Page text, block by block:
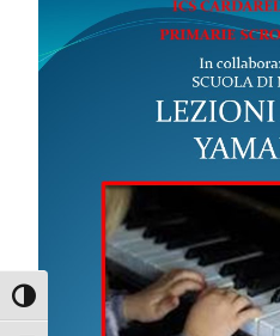
Attiva/disattiva alto contrasto